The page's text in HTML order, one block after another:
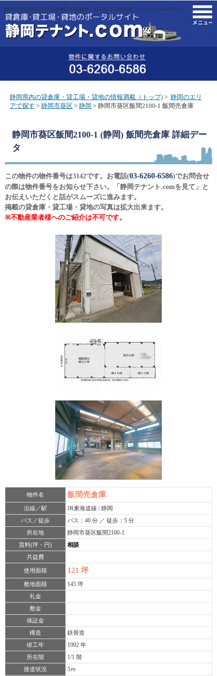
静岡市葵区飯間2100-1(静岡駅)の貸倉庫・貸工場・貸地情報｜テナント.com[3142]
静岡県内の貸倉庫・貸工場・貸地の情報満載（トップ) > 静岡のエリ
アで探す > 静岡市葵区 > 静岡 > 静岡市葵区飯間2100-1 飯間売倉庫
静岡市葵区飯間2100-1 (静岡) 飯間売倉庫 詳細デー
タ
この物件の物件番号は3142です。お電話(03-6260-6586)でお問合せ
の際は物件番号をお知らせ下さい。「静岡テナント.comを見て」と
お伝えいただくと話がスムーズに進みます。
掲載の貸倉庫・貸工場・貸地の写真は拡大出来ます。
※不動産業者様へのご紹介は不可です。
物件名 飯間売倉庫
沿線／駅
JR東海道線 / 静岡
バス／徒歩
バス：40 分 ／ 徒歩：5 分
所在地
静岡市葵区飯間2100-1
賃料(坪・円)
相談
共益費
使用面積
121 坪
敷地面積
145 坪
礼金
敷金
保証金
構造
鉄骨造
竣工年
1992 年
所在階
1/1 階
接道状況
5ｍ